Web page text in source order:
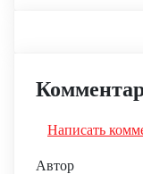
Написать
Автор